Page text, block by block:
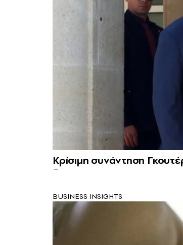
Κρίσιμη συνάντηση
BUSINESS INSIGHTS